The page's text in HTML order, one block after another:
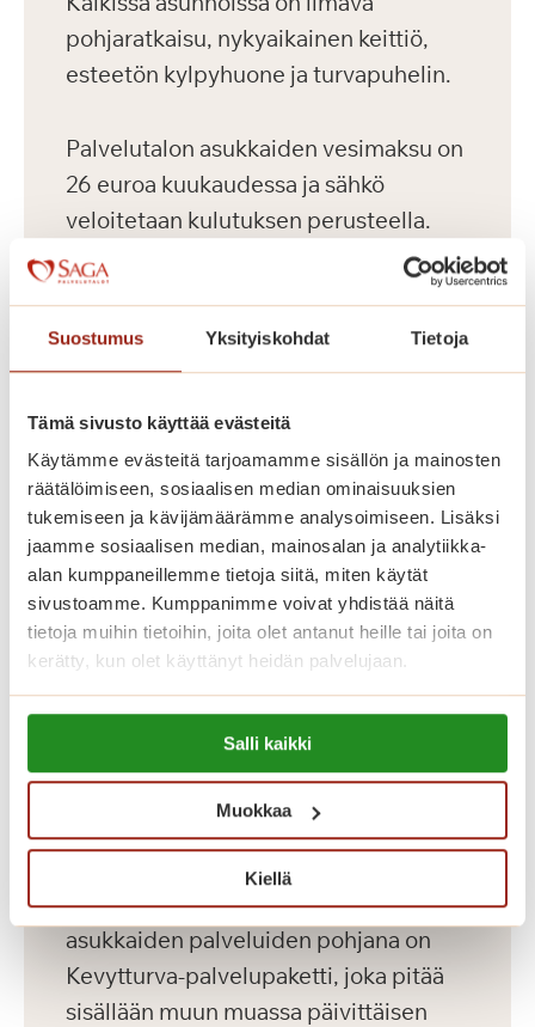
Suostumus Yksityiskohdat Tietoja
Tämä sivusto käyttää evästeitä
Käytämme evästeitä tarjoamamme sisällön ja mainosten
räätälöimiseen, sosiaalisen median ominaisuuksien
tukemiseen ja kävijämäärämme analysoimiseen. Lisäksi
jaamme sosiaalisen median, mainosalan ja analytiikka-
alan kumppaneillemme tietoja siitä, miten käytät
sivustoamme. Kumppanimme voivat yhdistää näitä
tietoja muihin tietoihin, joita olet antanut heille tai joita on
kerätty, kun olet käyttänyt heidän palvelujaan.
Lue lisää evästeistä:
https://sagacare.fi/evasteet/
Salli kaikki
Muokkaa
Kiellä
pohjaratkaisu, nykyaikainen keittiö,
esteetön kylpyhuone ja turvapuhelin.
Palvelutalon asukkaiden vesimaksu on
26 euroa kuukaudessa ja sähkö
veloitetaan kulutuksen perusteella.
Asukkailla on mahdollisuus vuokrata
autopaikka 75 euron kuukausihintaan.
Saga Helapuiston asukasvalinnoissa
kehittämiskeskuksen (ARA) ohjeita.
Katso vapaat senioriasunnot
Koti palveluiden keskellä
Saga Helapuistossa kotisi on
palveluiden keskellä. Asumiskuluun
sisältyy asunnon vuokra sekä yhteiset
tilat, joita ovat talon oma ravintola,
kahvila, kirjasto, kuntosali ja
saunaosasto. Kaikilla asukkailla on
lisäksi palvelupaketti. Uusien
asukkaiden palveluiden pohjana on
Kevytturva-palvelupaketti, joka pitää
sisällään muun muassa päivittäisen